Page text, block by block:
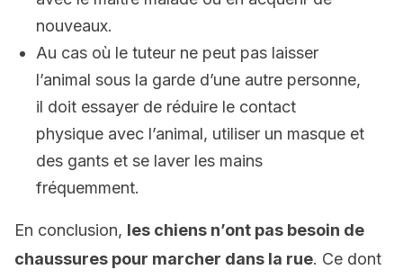
nouveaux.
Au cas où le tuteur ne peut pas laisser
l’animal sous la garde d’une autre personne,
il doit essayer de réduire le contact
physique avec l’animal, utiliser un masque et
des gants et se laver les mains
fréquemment.
En conclusion, les chiens n’ont pas besoin de
chaussures pour marcher dans la rue. Ce dont